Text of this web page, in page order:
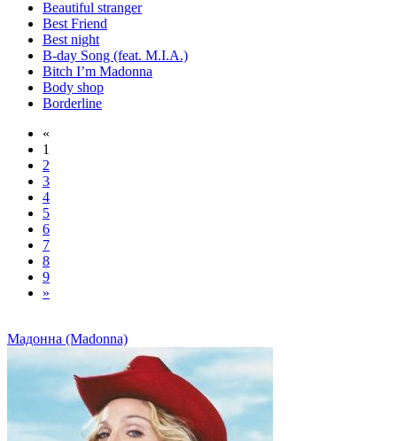
Beautiful stranger
Best Friend
Best night
B-day Song (feat. M.I.A.)
Bitch I’m Madonna
Body shop
Borderline
«
1
2
3
4
5
6
7
8
9
»
Мадонна (Madonna)